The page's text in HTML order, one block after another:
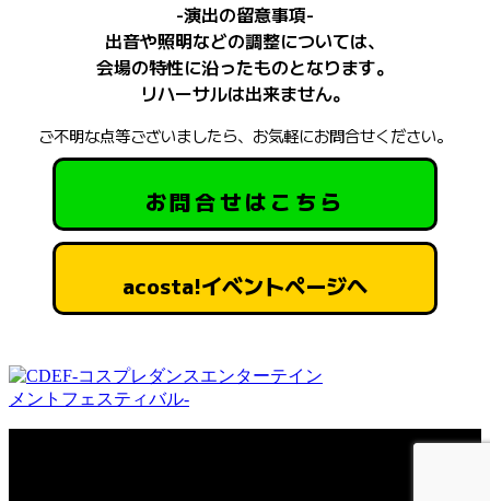
撮影した写真、動画はacosta!公式HP、SNSやその他告知媒体等
で使用させていただく場合がございますので、予めご了承くださ
複数人チームの場合でも、1人一曲ずつ交代など1人で踊るパフォ
ーマンスはご遠慮ください。
過激なパフォーマンス、ステージを汚す恐れのある衣装や小道具
の使用はご遠慮ください。
音源にセリフが入る場合は出演時間のうち30秒以内に収めてくだ
さい。
-演出の留意事項-
出音や照明などの調整については、
会場の特性に沿ったものとなります。
リハーサルは出来ません。
ご不明な点等ございましたら、お気軽にお問合せください。
お問合せはこちら
acosta!イベントページへ